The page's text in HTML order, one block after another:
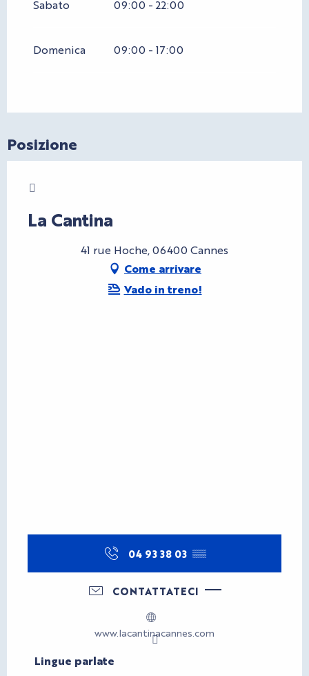
Sabato 09:00 - 22:00
Domenica 09:00 - 17:00
Posizione
La Cantina
Charte Bienvenue à Cannes
41 rue Hoche, 06400 Cannes
Come arrivare
Vado in treno!
04 93 38 03 ▒▒
CONTATTATECI
www.lacantinacannes.com
Lingue parlate
Lingue parlate